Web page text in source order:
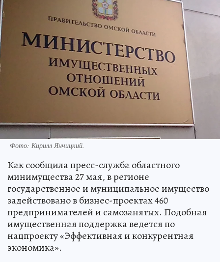
Фото: Кирилл Янчицкий.
Как сообщила пресс-служба областного
минимущества 27 мая, в регионе
государственное и муниципальное имущество
задействовано в бизнес-проектах 460
предпринимателей и самозанятых. Подобная
имущественная поддержка ведется по
нацпроекту «Эффективная и конкурентная
экономика».